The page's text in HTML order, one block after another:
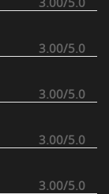
3.00/5.0
3.00/5.0
3.00/5.0
3.00/5.0